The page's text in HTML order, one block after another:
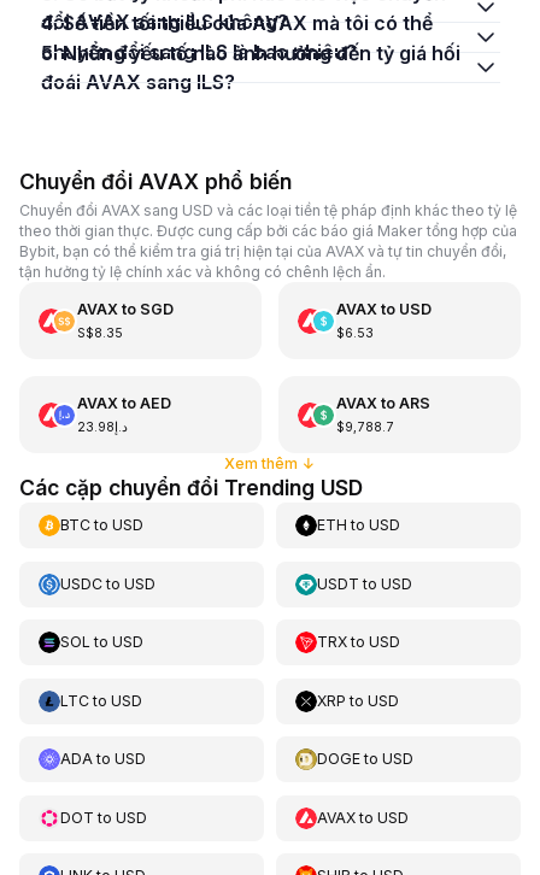
đổi AVAX sang ILS không?
4. Số tiền tối thiểu của AVAX mà tôi có thể
chuyển đổi sang ILS là bao nhiêu?
5. Những yếu tố nào ảnh hưởng đến tỷ giá hối
đoái AVAX sang ILS?
Chuyển đổi AVAX phổ biến
Chuyển đổi AVAX sang USD và các loại tiền tệ pháp định khác theo tỷ lệ
theo thời gian thực. Được cung cấp bởi các báo giá Maker tổng hợp của
Bybit, bạn có thể kiểm tra giá trị hiện tại của AVAX và tự tin chuyển đổi,
tận hưởng tỷ lệ chính xác và không có chênh lệch ẩn.
AVAXto SGD
S$8.35
AVAXto USD
$6.53
AVAXto AED
د.إ23.98
AVAXto ARS
$9,788.7
Xem thêm ↓
Các cặp chuyển đổi Trending USD
BTCto USD ETH toUSD
USDCto USD USDT toUSD
SOL to USD TRXtoUSD
LTCto USD XRP toUSD
ADAto USD DOGEtoUSD
DOT to USD AVAXtoUSD